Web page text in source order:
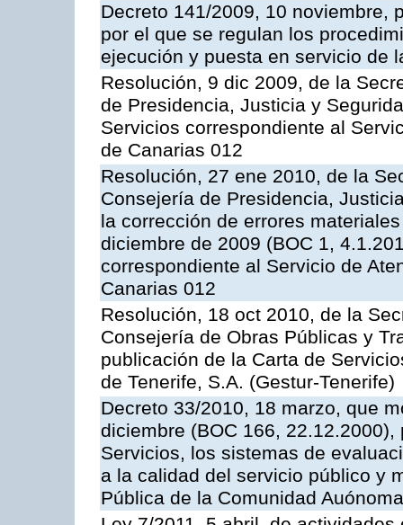
Decreto 141/2009, 10 noviembre,
por el que se regulan los
ejecución y puesta en servicio de
Resolución, 9 dic 2009, de la
de Presidencia, Justicia y
Servicios correspondiente al
de Canarias 012
Resolución, 27 ene 2010, de la
Consejería de Presidencia,
la corrección de errores
diciembre de 2009 (BOC 1,
correspondiente al Servicio de
Canarias 012
Resolución, 18 oct 2010, de la
Consejería de Obras Públicas y
publicación de la Carta de
de Tenerife, S.A. (Gestur-Tenerife)
Decreto 33/2010, 18 marzo, que
diciembre (BOC 166,
Servicios, los sistemas de
a la calidad del servicio público y
Pública de la Comunidad